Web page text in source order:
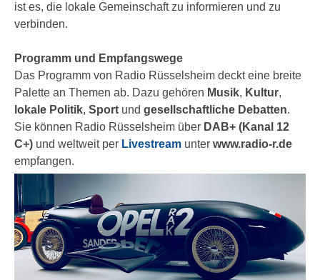
ist es, die lokale Gemeinschaft zu informieren und zu
verbinden.
Programm und Empfangswege
Das Programm von Radio Rüsselsheim deckt eine breite
Palette an Themen ab. Dazu gehören Musik, Kultur,
lokale Politik, Sport und gesellschaftliche Debatten.
Sie können Radio Rüsselsheim über DAB+ (Kanal 12
C+) und weltweit per Livestream unter www.radio-r.de
empfangen.